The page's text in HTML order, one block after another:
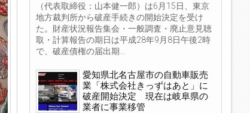
（代表取締役：山本健一郎）は6月15日、東京
地方裁判所から破産手続きの開始決定を受け
た。財産状況報告集会・一般調査・廃止意見聴
取・計算報告の期日は平成28年9月8日午後2時
で、破産債権の届出期...
愛知県北名古屋市の自動車販売
業「株式会社きっずはあと」に
破産開始決定 現在は岐阜県の
業者に事業移管